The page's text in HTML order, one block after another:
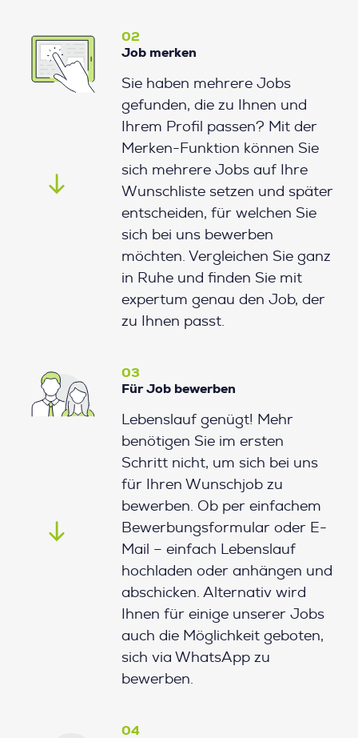
02
Job merken
Sie haben mehrere Jobs
gefunden, die zu Ihnen und
Ihrem Profil passen? Mit der
Merken-Funktion können Sie
sich mehrere Jobs auf Ihre
Wunschliste setzen und später
entscheiden, für welchen Sie
sich bei uns bewerben
möchten. Vergleichen Sie ganz
in Ruhe und finden Sie mit
expertum genau den Job, der
zu Ihnen passt.
03
Für Job bewerben
Lebenslauf genügt! Mehr
benötigen Sie im ersten
Schritt nicht, um sich bei uns
für Ihren Wunschjob zu
bewerben. Ob per einfachem
Bewerbungsformular oder E-
Mail – einfach Lebenslauf
hochladen oder anhängen und
abschicken. Alternativ wird
Ihnen für einige unserer Jobs
auch die Möglichkeit geboten,
sich via WhatsApp zu
bewerben.
04